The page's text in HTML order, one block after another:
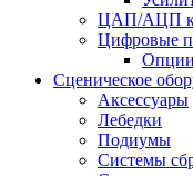
ЦАП/АЦП
Цифровые
Опции
Сценическое
Аксессуары
Лебедки
Подиумы
Системы